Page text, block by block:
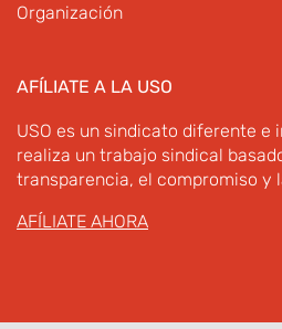
Organización
AFÍLIATE A LA USO
USO es un sindicato diferente e
realiza un trabajo sindical
transparencia, el compromiso y
AFÍLIATE AHORA